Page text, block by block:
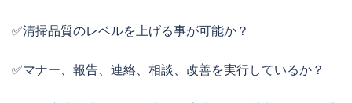
✅清掃品質のレベルを上げる事が可能か？
✅マナー、報告、連絡、相談、改善を実行しているか？